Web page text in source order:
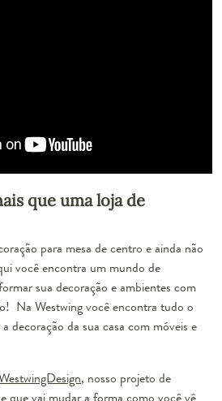
que uma loja de
para mesa de centro e ainda não
você encontra um mundo de
sua decoração e ambientes com
Na Westwing você encontra tudo o
decoração da sua casa com móveis e
, nosso projeto de